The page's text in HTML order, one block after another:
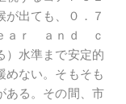
出ても、０．７
ｅａｒ ａｎｄ ｃ
）水準まで安定的
めない。そもそも
ある。その間、市